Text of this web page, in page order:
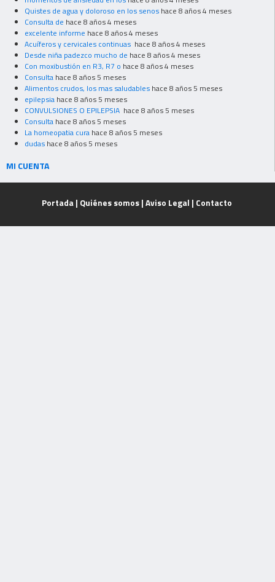
Quistes de agua y doloroso en los senos hace 8 años 4 meses
Consulta de hace 8 años 4 meses
excelente informe hace 8 años 4 meses
Acuíferos y cervicales continuas hace 8 años 4 meses
Desde niña padezco mucho de hace 8 años 4 meses
Con moxibustión en R3, R7 o hace 8 años 4 meses
Consulta hace 8 años 5 meses
Alimentos crudos, los mas saludables hace 8 años 5 meses
epilepsia hace 8 años 5 meses
CONVULSIONES O EPILEPSIA hace 8 años 5 meses
Consulta hace 8 años 5 meses
La homeopatia cura hace 8 años 5 meses
dudas hace 8 años 5 meses
MI CUENTA
Portada | Quiénes somos| Aviso Legal | Contacto